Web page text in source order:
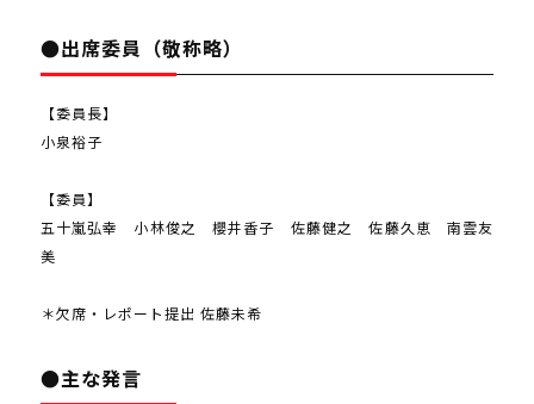
●出席委員（敬称略）
【委員長】
小泉裕子
【委員】
五十嵐弘幸 小林俊之 櫻井香子 佐藤健之 佐藤久恵 南雲友
美
＊欠席・レポート提出 佐藤未希
●主な発言